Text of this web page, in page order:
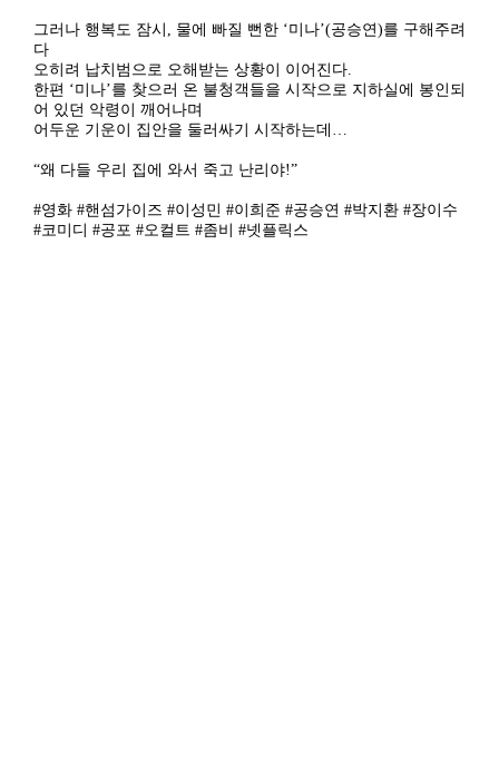
그러나 행복도 잠시, 물에 빠질 뻔한 ‘미나’(공승연)를 구해주려
다
오히려 납치범으로 오해받는 상황이 이어진다.
한편 ‘미나’를 찾으러 온 불청객들을 시작으로 지하실에 봉인되
어 있던 악령이 깨어나며
어두운 기운이 집안을 둘러싸기 시작하는데…
“왜 다들 우리 집에 와서 죽고 난리야!”
#영화 #핸섬가이즈 #이성민 #이희준 #공승연 #박지환 #장이수
#코미디 #공포 #오컬트 #좀비 #넷플릭스